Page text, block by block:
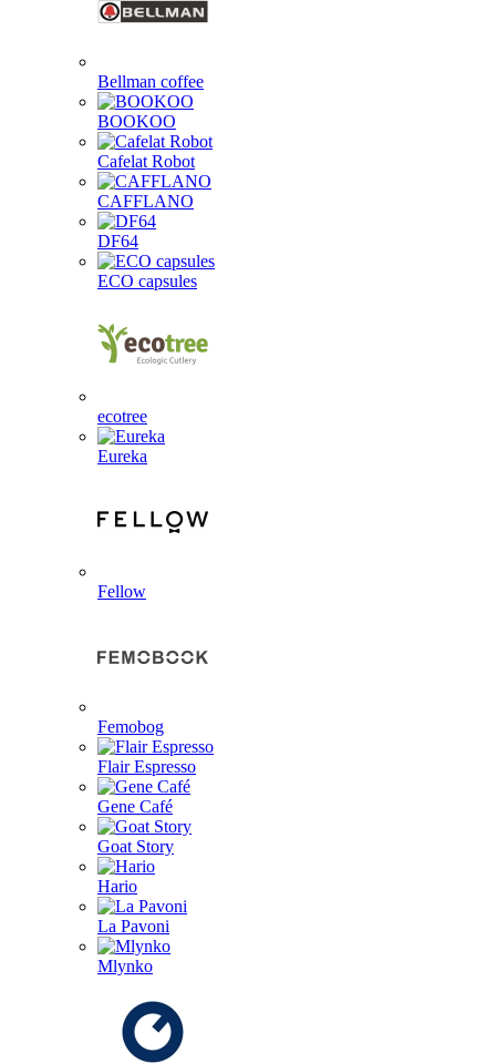
Bellman coffee
BOOKOO
Cafelat Robot
CAFFLANO
DF64
ECO capsules
ecotree
Eureka
Fellow
Femobog
Flair Espresso
Gene Café
Goat Story
Hario
La Pavoni
Mlynko